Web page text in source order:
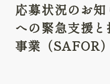
応募状況のお
への緊急支援
事業（SAFOR）